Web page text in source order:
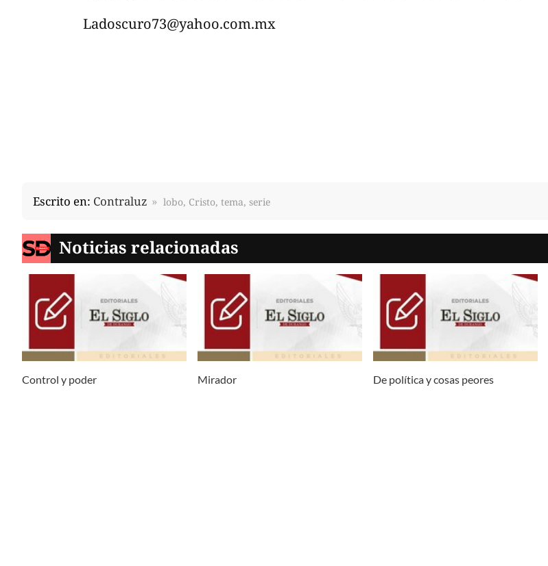
Ladoscuro73@yahoo.com.mx
Escrito en: Contraluz lobo, Cristo, tema, serie
Noticias relacionadas
Control y poder Mirador De política y cosas peores